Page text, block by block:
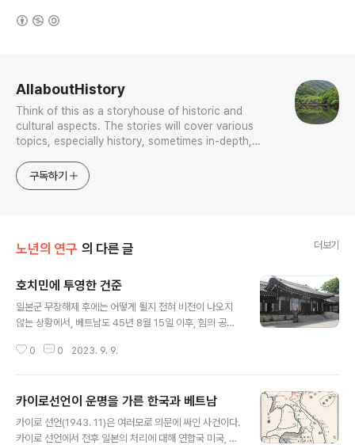
AllaboutHistory
Think of this as a storyhouse of historic and
cultural aspects. The stories will cover various
topics, especially history, sometimes in-depth,
approach will be to resist any common sense or
generalized viewpoint
구독하기
노년의 연구 의 다른 글 더보기
호치민에 투영한 건준
일본군 무장해제 후에는 어떻게 될지 전혀 비전이 나오지
않는 상황에서, 베트남도 45년 8월 15일 이후, 힘의 공백
에 위치한 조선의 경우보다 훨씬 강력했다. 특히 베트남의
한반도와는 상황이 완전히 달랐다. 베트남이 45년 8월 15
일 이후, 가장 두려워 한 것은 2차대전 이전 이 지역을 식민
지배하던 프랑스가 다시 돌아오는 것이었다. 특히 프랑스
0 0 2023. 9. 9.
카이로선언이 운명을 가른 한국과 베트남
카이로 선언(1943. 11)은 여러모로 의문에 싸인 사건이다.
카이로 선언에서 전후 일본의 처리에 대해 연합국 미국, 영